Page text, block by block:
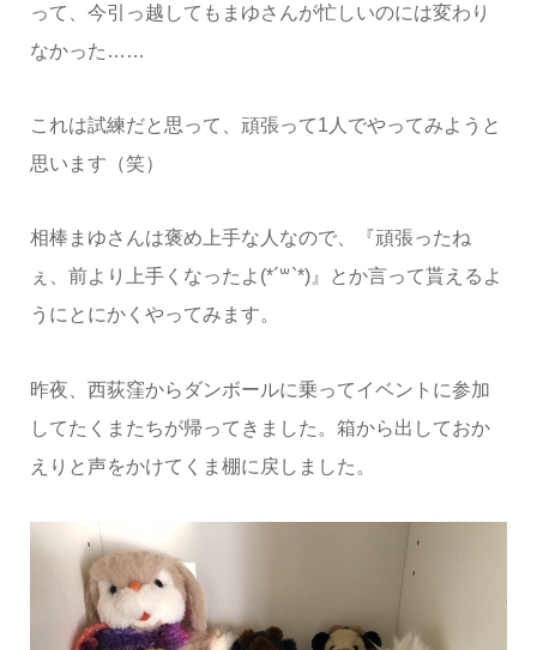
って、今引っ越してもまゆさんが忙しいのには変わり
なかった……
これは試練だと思って、頑張って1人でやってみようと
思います（笑）
相棒まゆさんは褒め上手な人なので、『頑張ったね
ぇ、前より上手くなったよ(*´꒳`*)』とか言って貰えるよ
うにとにかくやってみます。
昨夜、西荻窪からダンボールに乗ってイベントに参加
してたくまたちが帰ってきました。箱から出しておか
えりと声をかけてくま棚に戻しました。